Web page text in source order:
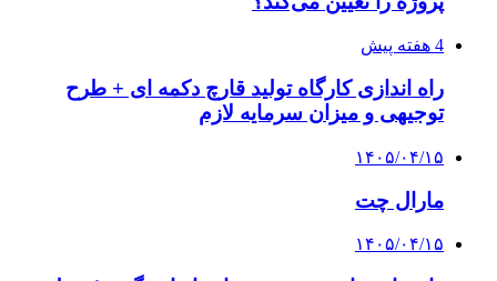
4 هفته پیش
راه اندازی کارگاه تولید قارچ دکمه ای + طرح
توجیهی و میزان سرمایه لازم
۱۴۰۵/۰۴/۱۵
مارال چت
۱۴۰۵/۰۴/۱۵